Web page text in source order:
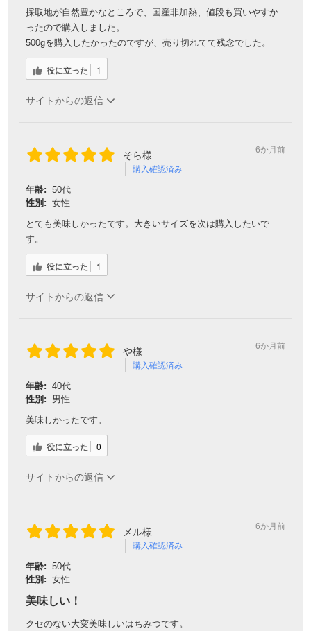
採取地が自然豊かなところで、国産非加熱、値段も買いやすか
ったので購入しました。
500gを購入したかったのですが、売り切れてて残念でした。
役に立った 1
サイトからの返信
そら様
購入確認済み
6か月前
年齢: 50代
性別: 女性
とても美味しかったです。大きいサイズを次は購入したいで
す。
役に立った 1
サイトからの返信
や様
購入確認済み
6か月前
年齢: 40代
性別:
男性
美味しかったです。
役に立った 0
サイトからの返信
メル様
購入確認済み
6か月前
年齢: 50代
性別: 女性
美味しい！
クセのない大変美味しいはちみつです。